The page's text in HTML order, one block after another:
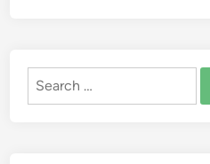
Search